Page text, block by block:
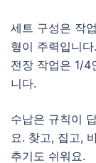
세트 구성은 작
형이 주력입니
전장 작업은 1/4
니다.
수납은 규칙이
요. 찾고, 집고,
추기도 쉬워요.